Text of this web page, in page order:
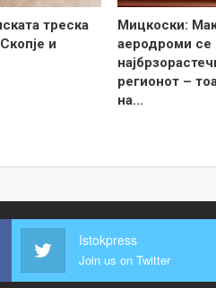
треска
и
Мицкоски:
аеродроми се
регионот –
на…
Istokpress
Join us on Twitter